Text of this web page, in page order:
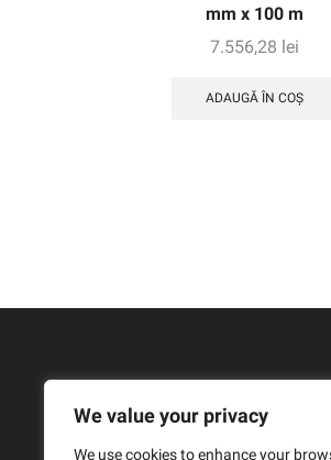
We value your privacy
We use cookies to enhance your
mm x 100 m
7.556,28 lei
ADAUGĂ ÎN COȘ